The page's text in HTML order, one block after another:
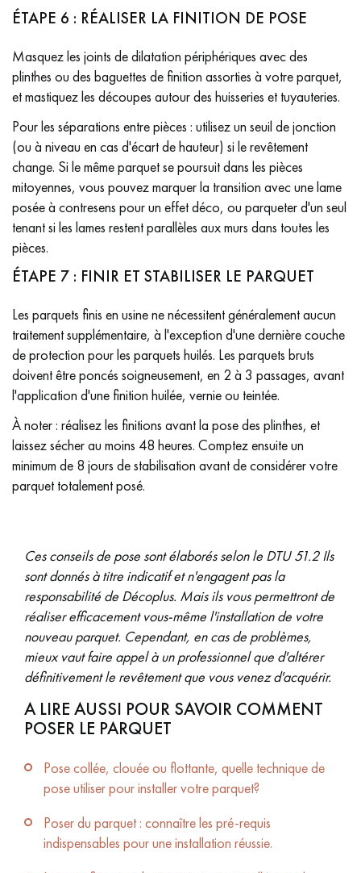
ÉTAPE 6 : RÉALISER LA FINITION DE POSE
Masquez les joints de dilatation périphériques avec des
plinthes ou des baguettes de finition assorties à votre parquet,
et mastiquez les découpes autour des huisseries et tuyauteries.
Pour les séparations entre pièces : utilisez un seuil de jonction
(ou à niveau en cas d'écart de hauteur) si le revêtement
change. Si le même parquet se poursuit dans les pièces
mitoyennes, vous pouvez marquer la transition avec une lame
posée à contresens pour un effet déco, ou parqueter d'un seul
tenant si les lames restent parallèles aux murs dans toutes les
pièces.
ÉTAPE 7 : FINIR ET STABILISER LE PARQUET
Les parquets finis en usine ne nécessitent généralement aucun
traitement supplémentaire, à l'exception d'une dernière couche
de protection pour les parquets huilés. Les parquets bruts
doivent être poncés soigneusement, en 2 à 3 passages, avant
l'application d'une finition huilée, vernie ou teintée.
À noter : réalisez les finitions avant la pose des plinthes, et
laissez sécher au moins 48 heures. Comptez ensuite un
minimum de 8 jours de stabilisation avant de considérer votre
parquet totalement posé.
Ces conseils de pose sont élaborés selon le DTU 51.2 Ils
sont donnés à titre indicatif et n'engagent pas la
responsabilité de Décoplus. Mais ils vous permettront de
réaliser efficacement vous-même l'installation de votre
nouveau parquet. Cependant, en cas de problèmes,
mieux vaut faire appel à un professionnel que d'altérer
définitivement le revêtement que vous venez d'acquérir.
A LIRE AUSSI POUR SAVOIR COMMENT
POSER LE PARQUET
Pose collée, clouée ou flottante, quelle technique de
pose utiliser pour installer votre parquet?
Poser du parquet : connaître les pré-requis
indispensables pour une installation réussie.